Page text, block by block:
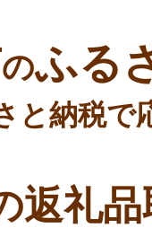
のふる
と納税で
返礼